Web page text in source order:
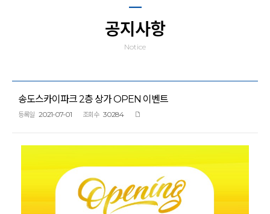
공지사항
Notice
송도스카이파크 2층 상가 OPEN 이벤트
등록일 2021-07-01 조회수 30284